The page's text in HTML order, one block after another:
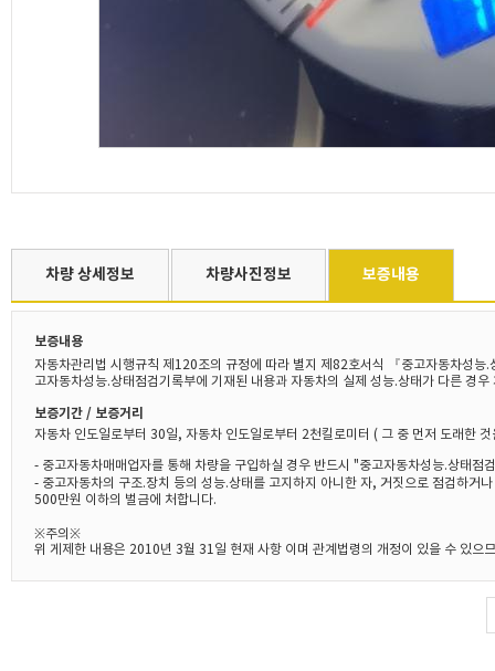
차량 상세정보 차량사진정보 보증내용
보증내용
자동차관리법 시행규칙 제120조의 규정에 따라 별지 제82호서식 『중고자동차성
고자동차성능.상태점검기록부에 기재된 내용과 자동차의 실제 성능.상태가 다른 경
보증기간 / 보증거리
자동차 인도일로부터 30일, 자동차 인도일로부터 2천킬로미터 ( 그 중 먼저 도래한
- 중고자동차매매업자를 통해 차량을 구입하실 경우 반드시 "중고자동차성능.상태
- 중고자동차의 구조.장치 등의 성능.상태를 고지하지 아니한 자, 거짓으로 점검하
500만원 이하의 벌금에 처합니다.
※주의※
위 게제한 내용은 2010년 3월 31일 현재 사항 이며 관계법령의 개정이 있을 수 있으